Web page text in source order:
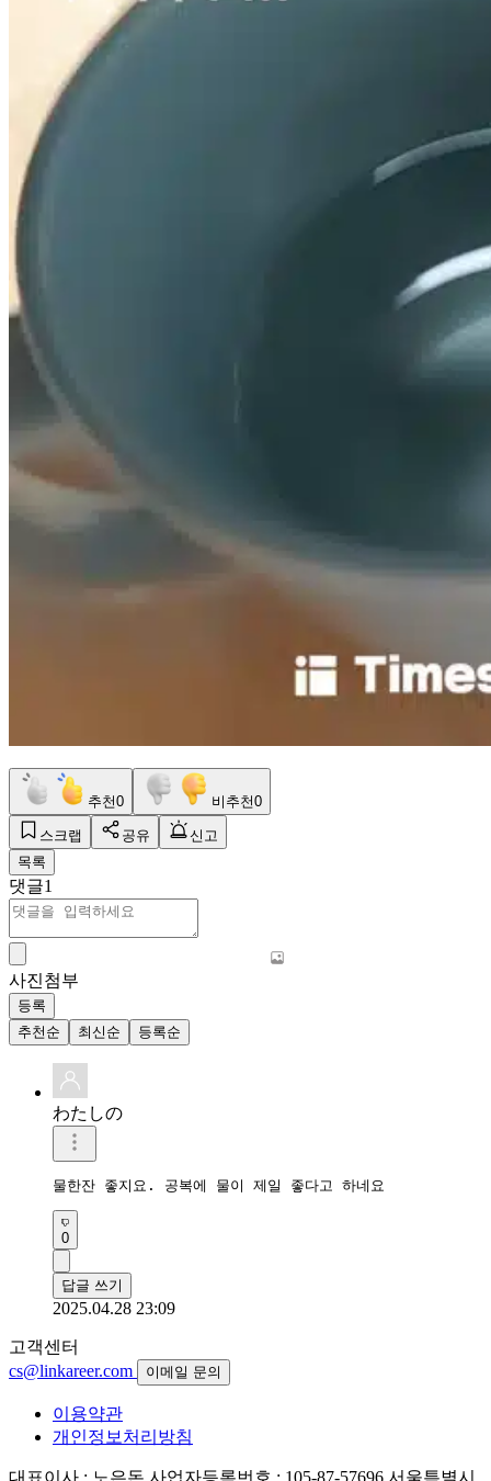
추천0 비추천0
스크랩 공유
신고
목록
댓글1
사진첨부
등록
추천순
최신순 등록순
わたしの
물한잔 좋지요. 공복에 물이 제일 좋다고 하네요
0
답글 쓰기
2025.04.28 23:09
고객센터
cs@linkareer.com
이메일 문의
이용약관
개인정보처리방침
대표이사 : 노은돈 사업자등록번호 : 105-87-57696 서울특별시